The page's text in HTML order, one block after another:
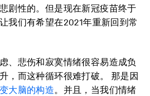
剧性的。但是现在新冠疫苗终于
我们有希望在2021年重新回到常
、悲伤和寂寞情绪很容易造成负
，而这种循环很难打破。 那是因
大脑的构造。并且，当我们情绪